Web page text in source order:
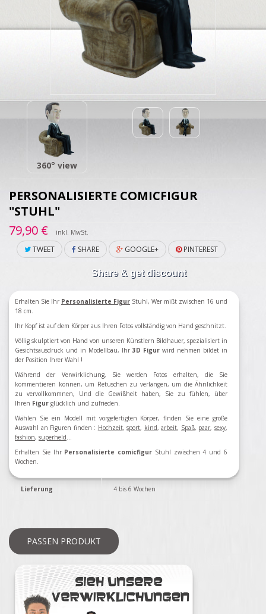
360° view
PERSONALISIERTE COMICFIGUR
"STUHL"
79,90 €
inkl. MwSt.
TWEET SHARE GOOGLE+ PINTEREST
Share & get discount
Erhalten Sie Ihr Personalisierte Figur Stuhl, Wer mißt zwischen 16 und
18 cm.
Ihr Kopf ist auf dem Körper aus Ihren Fotos vollständig von Hand geschnitzt.
Völlig skulptiert von Hand von unseren Künstlern Bildhauer, spezialisiert in
Gesichtsausdruck und in Modellbau, Ihr 3D Figur wird nehmen bildet in
der Position Ihrer Wahl !
Während der Verwirklichung, Sie werden Fotos erhalten, die Sie
kommentieren können, um Retuschen zu verlangen, um die Ähnlichkeit
zu vervollkommnen, Und die Gewißheit haben, Sie zu fühlen, über
Ihren Figur glücklich und zufrieden.
Wählen Sie ein Modell mit vorgefertigten Körper, finden Sie eine große
Auswahl an Figuren finden : Hochzeit,sport, kind,arbeit, Spaß, paar,sexy,
fashion, superheld...
Erhalten Sie Ihr Personalisierte comicfigur Stuhl zwischen 4 und 6
Wochen.
Lieferung 4 bis 6 Wochen
PASSEN PRODUKT